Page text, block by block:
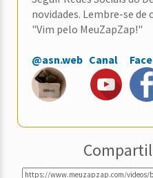
novidades. Lembre-se
"Vim pelo MeuZapZap!"
@asn.web Canal Face